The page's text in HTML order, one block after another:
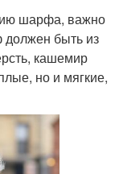
шарфа, важно
быть из
кашемир
но и мягкие,